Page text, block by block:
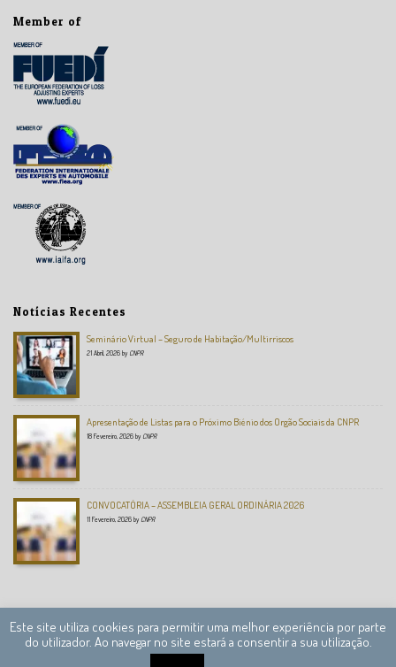
Member of
Notícias Recentes
Seminário Virtual – Seguro de Habitação/Multirriscos
21 Abril, 2026 by CNPR
Apresentação de Listas para o Próximo Biénio dos Orgão Sociais da CNPR
18 Fevereiro, 2026 by CNPR
CONVOCATÓRIA – ASSEMBLEIA GERAL ORDINÁRIA 2026
11 Fevereiro, 2026 by CNPR
Câmara Nacional de Peritos Reguladores © 2013 – 2020 Todos os direitos reservados.
Este site utiliza cookies para permitir uma melhor experiência por parte
do utilizador. Ao navegar no site estará a consentir a sua utilização.